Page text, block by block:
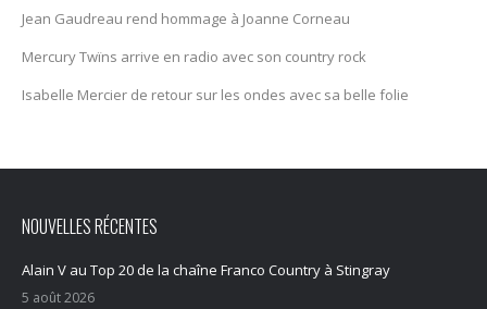
Jean Gaudreau rend hommage à Joanne Corneau
Mercury Twïns arrive en radio avec son country rock
Isabelle Mercier de retour sur les ondes avec sa belle folie
NOUVELLES RÉCENTES
Alain V au Top 20 de la chaîne Franco Country à Stingray
5 août 2026